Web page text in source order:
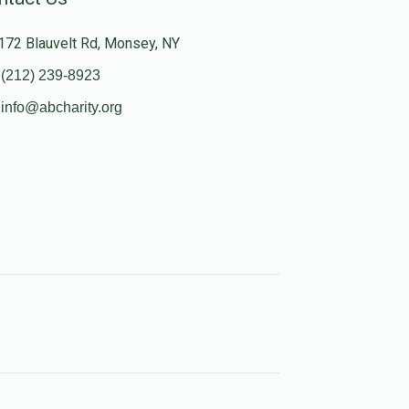
Blauvelt Rd, Monsey, NY
(212) 239-8923
info@abcharity.org